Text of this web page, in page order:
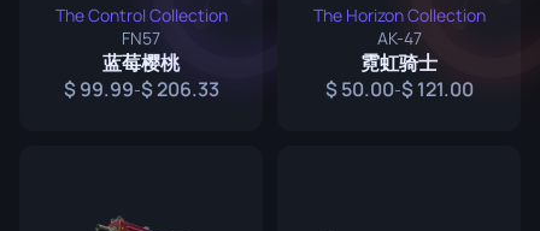
The Control Collection
FN57
蓝莓樱桃
99.99- 206.33
The Horizon Collection
AK-47
霓虹骑士
50.00- 121.00